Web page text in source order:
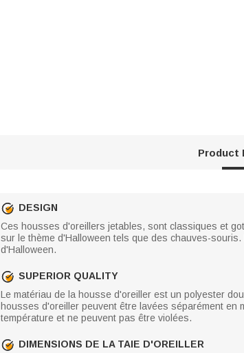
Product
DESIGN
Ces housses d'oreillers jetables, sont classiques et
sur le thème d'Halloween tels que des chauves-
d'Halloween.
SUPERIOR QUALITY
Le matériau de la housse d'oreiller est un polyester
housses d'oreiller peuvent être lavées séparément en
température et ne peuvent pas être violées.
DIMENSIONS DE LA TAIE D'OREILLER